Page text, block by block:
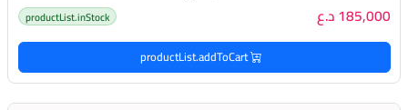
185,000 د.ع productList.inStock
productList.addToCart